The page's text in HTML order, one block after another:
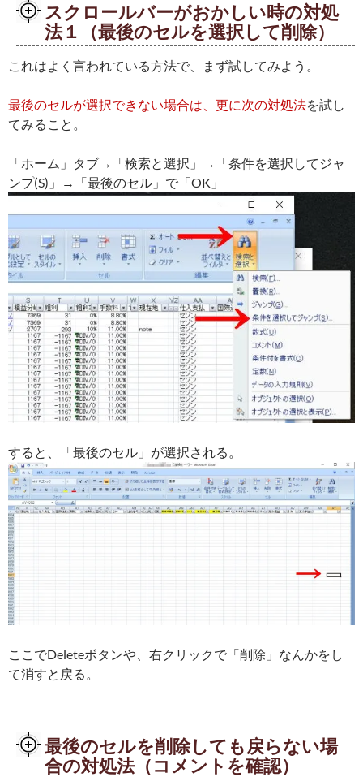
スクロールバーがおかしい時の対処
法１（最後のセルを選択して削除）
これはよく言われている方法で、まず試してみよう。
最後のセルが選択できない場合は、更に次の対処法を試し
てみること。
「ホーム」タブ→「検索と選択」→「条件を選択してジャ
ンプ(S)」→「最後のセル」で「OK」
すると、「最後のセル」が選択される。
ここでDeleteボタンや、右クリックで「削除」なんかをし
て消すと戻る。
最後のセルを削除しても戻らない場
合の対処法（コメントを確認）